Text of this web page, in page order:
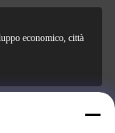
economico, città